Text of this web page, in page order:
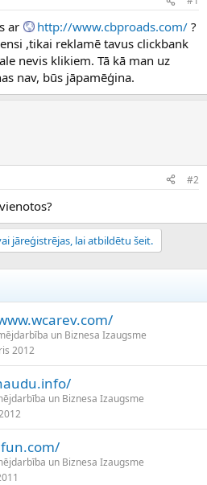
ar http://www.cbproads.com/ ?
,tikai reklamē tavus clickbank
nevis klikiem. Tā kā man uz
nav, būs jāpamēģina.
#2
jāreģistrējas, lai atbildētu šeit.
un Biznesa Izaugsme
2012
un Biznesa Izaugsme
un Biznesa Izaugsme